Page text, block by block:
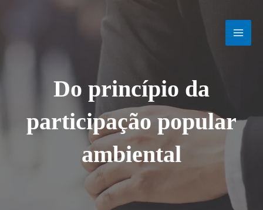
Do princípio da
participação popular
ambiental